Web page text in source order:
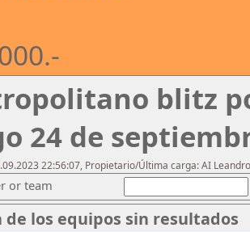
blitz
24 de
22:56:07, Propietario/Última carga: AI
or team
de los equipos sin resultados